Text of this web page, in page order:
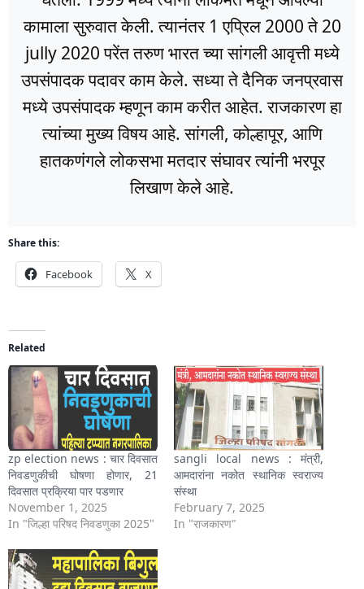
कामाला सुरुवात केली. त्यानंतर 1 एप्रिल 2000 ते 20
jully 2020 परेंत तरुण भारत च्या सांगली आवृत्ती मध्ये
उपसंपादक पदावर काम केले. सध्या ते दैनिक जनप्रवास
मध्ये उपसंपादक म्हणून काम करीत आहेत. राजकारण हा
त्यांच्या मुख्य विषय आहे. सांगली, कोल्हापूर, आणि
हातकणंगले लोकसभा मतदार संघावर त्यांनी भरपूर
लिखाण केले आहे.
Share this:
Facebook X
Related
zp election news : चार दिवसात
निवडणुकीची घोषणा होणार, 21
दिवसात प्रक्रिया पार पडणार
November 1, 2025
In "जिल्हा परिषद निवडणुका 2025"
sangli local news : मंत्री,
आमदारांना नकोत स्थानिक स्वराज्य
संस्था
February 7, 2025
In "राजकारण"